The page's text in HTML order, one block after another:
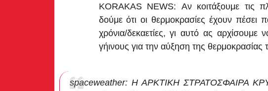
KORAKAS NEWS: Αν κοιτάξουμε τις
δούμε ότι οι θερμοκρασίες έχουν
χρόνια/δεκαετίες, γι αυτό ας
γήινους για την αύξηση της θερμοκρασίας
spaceweather: Η ΑΡΚΤΙΚΗ ΣΤΡΑΤΟΣΦΑΙΡΑ